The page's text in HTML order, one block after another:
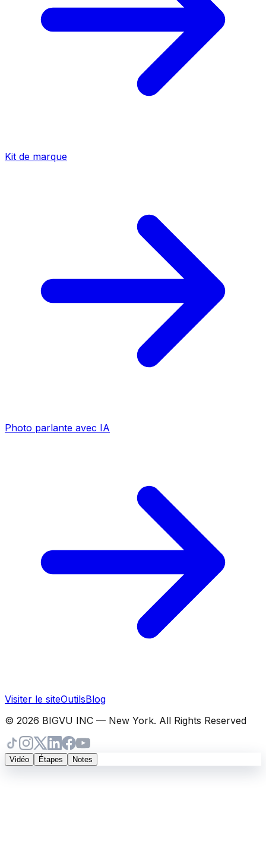
Kit de marque
Photo parlante avec IA
Visiter le siteOutilsBlog
© 2026 BIGVU INC — New York. All Rights Reserved
Vidéo Étapes Notes